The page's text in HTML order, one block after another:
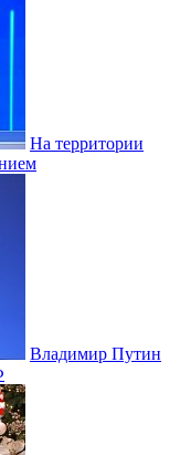
На территории
Владимир Путин